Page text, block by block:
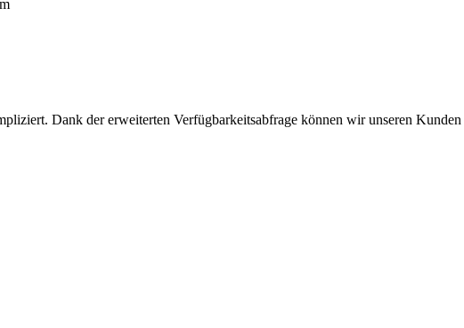
Dank der erweiterten Verfügbarkeitsabfrage können wir unseren